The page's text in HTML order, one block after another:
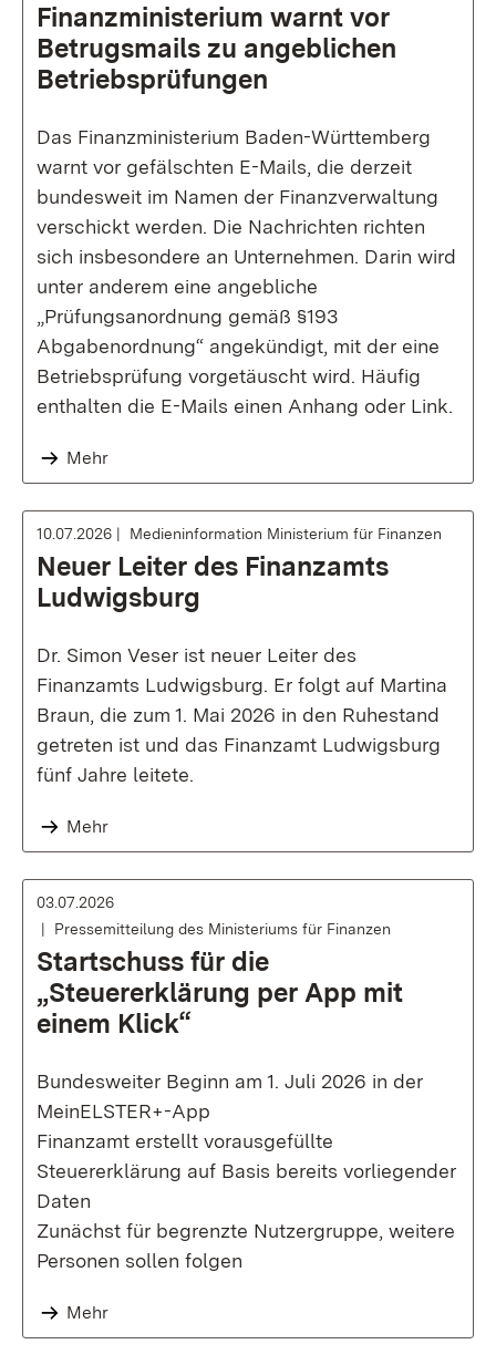
Finanzministerium warnt vor
Betrugsmails zu angeblichen
Betriebsprüfungen
Das Finanzministerium Baden-Württemberg
warnt vor gefälschten E-Mails, die derzeit
bundesweit im Namen der Finanzverwaltung
verschickt werden. Die Nachrichten richten
sich insbesondere an Unternehmen. Darin wird
unter anderem eine angebliche
„Prüfungsanordnung gemäß §193
Abgabenordnung“ angekündigt, mit der eine
Betriebsprüfung vorgetäuscht wird. Häufig
enthalten die E-Mails einen Anhang oder Link.
Mehr
10.07.2026 Medieninformation Ministerium für Finanzen
Neuer Leiter des Finanzamts
Ludwigsburg
Dr. Simon Veser ist neuer Leiter des
Finanzamts Ludwigsburg. Er folgt auf Martina
Braun, die zum 1. Mai 2026 in den Ruhestand
getreten ist und das Finanzamt Ludwigsburg
fünf Jahre leitete.
Mehr
03.07.2026
Pressemitteilung des Ministeriums für Finanzen
Startschuss für die
„Steuererklärung per App mit
einem Klick“
Bundesweiter Beginn am 1. Juli 2026 in der
MeinELSTER+-App
Finanzamt erstellt vorausgefüllte
Steuererklärung auf Basis bereits vorliegender
Daten
Zunächst für begrenzte Nutzergruppe, weitere
Personen sollen folgen
Mehr